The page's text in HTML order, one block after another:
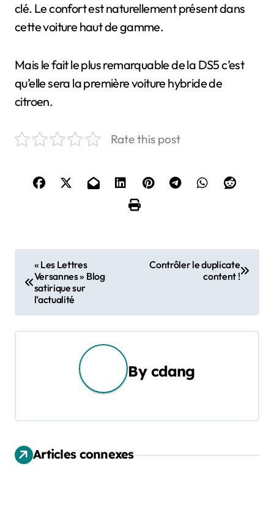
clé. Le confort est naturellement présent dans
cette voiture haut de gamme.
Mais le fait le plus remarquable de la DS5 c’est
qu’elle sera la première voiture hybride de
citroen.
Rate this post
a
v
i
o
« Les Lettres
Versannes » Blog
satirique sur
l’actualité
Contrôler le duplicate
content !
By cdang
Articles connexes